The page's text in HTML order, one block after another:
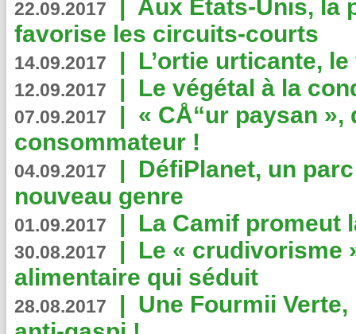
22.09.2017 | Aux Etats-Unis, la
favorise les circuits-courts
14.09.2017 | L’ortie urticante,
12.09.2017 | Le végétal à la
07.09.2017 | « CÅ“ur paysan
consommateur !
04.09.2017 | DéfiPlanet, un
nouveau genre
01.09.2017 | La Camif promeut
30.08.2017 | Le « crudivorisme
alimentaire qui séduit
28.08.2017 | Une Fourmii